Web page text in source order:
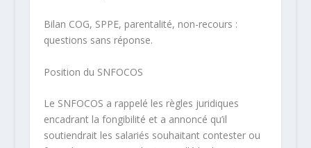
Bilan COG, SPPE, parentalité, non-recours :
questions sans réponse.
Position du SNFOCOS
Le SNFOCOS a rappelé les règles juridiques
encadrant la fongibilité et a annoncé qu’il
soutiendrait les salariés souhaitant contester ou